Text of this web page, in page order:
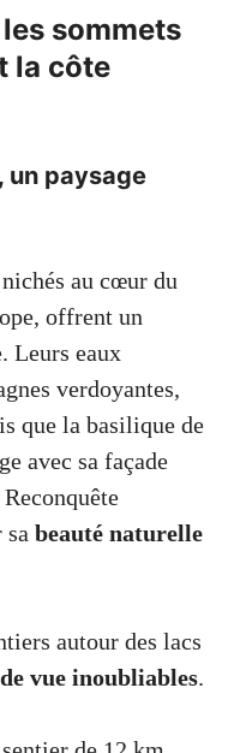
sommets
la côte
un paysage
au cœur du
offrent un
Leurs eaux
verdoyantes,
que la basilique de
avec sa façade
sa beauté naturelle
autour des lacs
vue inoubliables.